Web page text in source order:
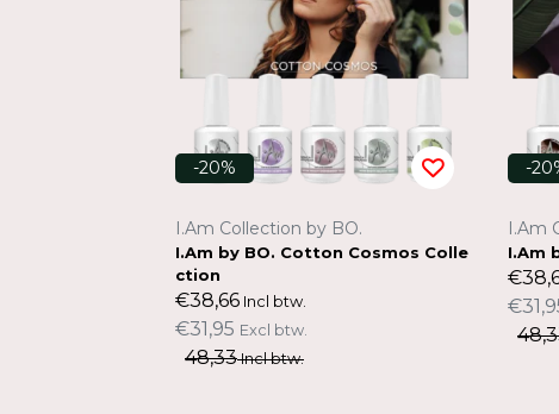
-20%
I.Am Collection by BO.
I.Am by BO. Cotton Cosmos Colle
ction
€38,66 Incl btw.
€31,95 Excl btw.
48,33Incl btw.
-
I.Am
I.Am